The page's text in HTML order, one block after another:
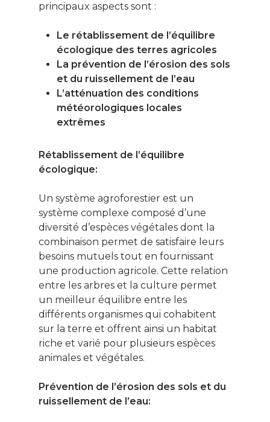
principaux aspects sont :
Le rétablissement de l’équilibre
écologique des terres agricoles
La prévention de l’érosion des sols
et du ruissellement de l’eau
L’atténuation des conditions
météorologiques locales
extrêmes
Rétablissement de l’équilibre
écologique:
Un système agroforestier est un
système complexe composé d’une
diversité d’espèces végétales dont la
combinaison permet de satisfaire leurs
besoins mutuels tout en fournissant
une production agricole. Cette relation
entre les arbres et la culture permet
un meilleur équilibre entre les
différents organismes qui cohabitent
sur la terre et offrent ainsi un habitat
riche et varié pour plusieurs espèces
animales et végétales.
Prévention de l’érosion des sols et du
ruissellement de l’eau: